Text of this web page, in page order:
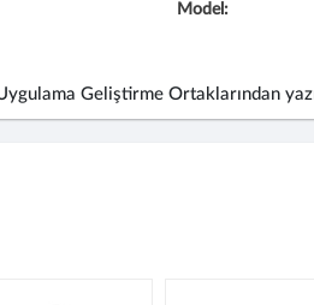
Model:
Geliştirme Ortaklarından